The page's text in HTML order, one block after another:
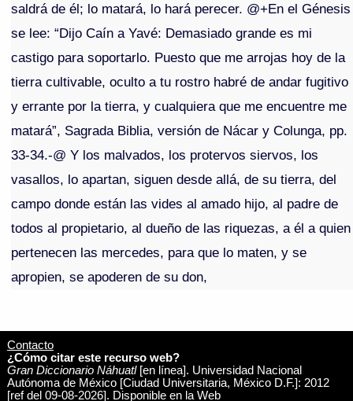
saldrá de él; lo matará, lo hará perecer. @+En el Génesis
se lee: “Dijo Caín a Yavé: Demasiado grande es mi
castigo para soportarlo. Puesto que me arrojas hoy de la
tierra cultivable, oculto a tu rostro habré de andar fugitivo
y errante por la tierra, y cualquiera que me encuentre me
matará”, Sagrada Biblia, versión de Nácar y Colunga, pp.
33-34.-@ Y los malvados, los protervos siervos, los
vasallos, lo apartan, siguen desde allá, de su tierra, del
campo donde están las vides al amado hijo, al padre de
todos al propietario, al dueño de las riquezas, a él a quien
pertenecen las mercedes, para que lo maten, y se
apropien, se apoderen de su don,
Contacto
¿Cómo citar este recurso web?
Gran Diccionario Náhuatl[en línea]. Universidad Nacional
Autónoma de México [Ciudad Universitaria, México D.F.]: 2012
[ref del 09-08-2026]. Disponible en la Web